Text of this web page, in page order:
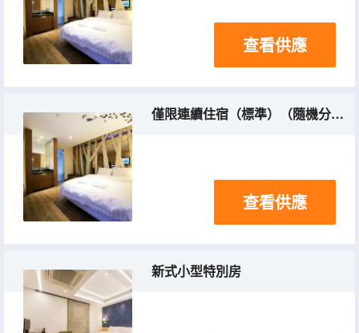
查看供應
僅限連續住宿（標準）（隨機分配，無額外人員）
查看供應
新式小型特別房